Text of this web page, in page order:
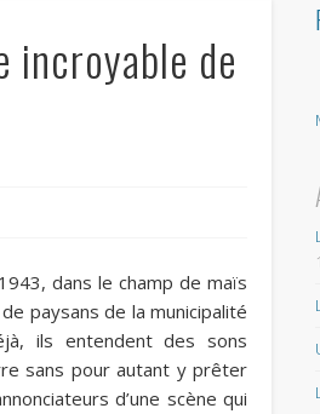
incroyable de
dans le champ de maïs
de paysansde la municipalité
ils entendent des sons
sans pour autant y prêter
d’une scène qui